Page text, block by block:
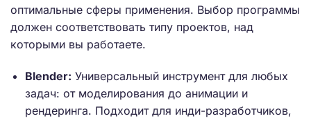
оптимальные сферы применения. Выбор программы
должен соответствовать типу проектов, над
которыми вы работаете.
Blender: Универсальный инструмент для любых
задач: от моделирования до анимации и
рендеринга. Подходит для инди-разработчиков,